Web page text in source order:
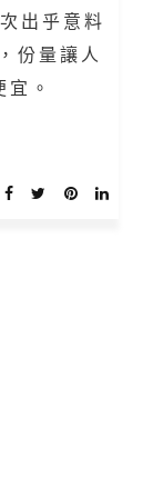
出乎意料
份量讓人
。